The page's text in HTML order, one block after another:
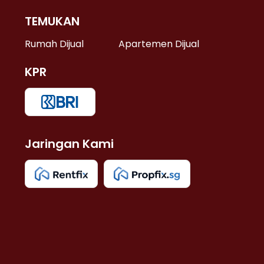
TEMUKAN
Rumah Dijual Apartemen Dijual
KPR
Jaringan Kami